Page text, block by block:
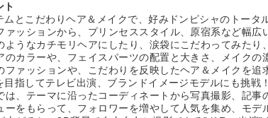
ト
ムとこだわりヘア＆メイクで、好みドンピシャのトータ
ッションから、プリンセススタイル、原宿系など幅広
うなカチモリヘアにしたり、涙袋にこだわってみた
カラーや、フェイスパーツの配置と大きさ、メイクの
ァッションや、こだわりを反映したヘア＆メイクを追
指してテレビ出演、ブランドイメージモデルにも挑戦！
、テーマに沿ったコーディネートから写真撮影、記事
をもらって、フォロワーを増やして人気を集め、モデ